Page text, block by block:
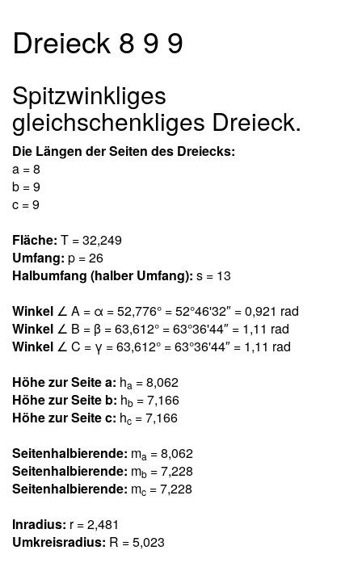
Dreieck 8 9 9
Spitzwinkliges
gleichschenkliges Dreieck.
Die Längen der Seiten des Dreiecks:
a = 8
b = 9
c = 9
Fläche: T = 32,249
Umfang: p = 26
Halbumfang (halber Umfang): s = 13
Winkel ∠ A = α = 52,776° = 52°46'32″ = 0,921 rad
Winkel ∠ B = β = 63,612° = 63°36'44″ = 1,11 rad
Winkel ∠ C = γ = 63,612° = 63°36'44″ = 1,11 rad
Höhe zur Seite a: ha = 8,062
Höhe zur Seite b: hb = 7,166
Höhe zur Seite c: hc = 7,166
Seitenhalbierende: ma = 8,062
Seitenhalbierende: mb = 7,228
Seitenhalbierende: mc = 7,228
Inradius: r = 2,481
Umkreisradius: R = 5,023